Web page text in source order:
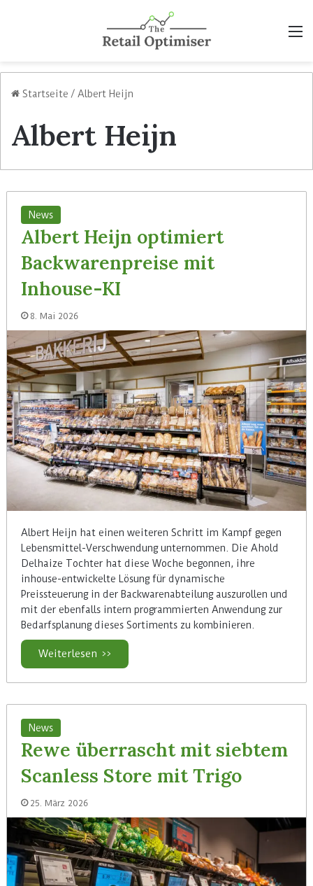
Startseite / Albert Heijn
Albert Heijn
News
Albert Heijn optimiert
Backwarenpreise mit
Inhouse-KI
8. Mai 2026
Albert Heijn hat einen weiteren Schritt im Kampf gegen
Lebensmittel-Verschwendung unternommen. Die Ahold
Delhaize Tochter hat diese Woche begonnen, ihre
inhouse-entwickelte Lösung für dynamische
Preissteuerung in der Backwarenabteilung auszurollen und
mit der ebenfalls intern programmierten Anwendung zur
Bedarfsplanung dieses Sortiments zu kombinieren.
Weiterlesen >>
News
Rewe überrascht mit siebtem
Scanless Store mit Trigo
25. März 2026